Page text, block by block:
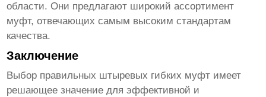
области. Они предлагают широкий ассортимент
муфт, отвечающих самым высоким стандартам
качества.
Заключение
Выбор правильных штыревых гибких муфт имеет
решающее значение для эффективной и